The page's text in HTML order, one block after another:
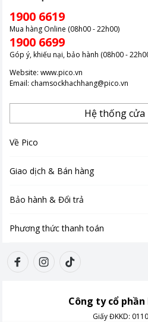
1900 6619
Mua hàng Online (08h00 - 22h00)
1900 6699
Góp ý, khiếu nại, bảo hành (08h00 -
Website: www.pico.vn
Email: chamsockhachhang@pico.vn
Hệ thống
Về Pico
Giao dịch & Bán hàng
Bảo hành & Đổi trả
Phương thức thanh toán
Công ty cổ
Giấy ĐKKD: